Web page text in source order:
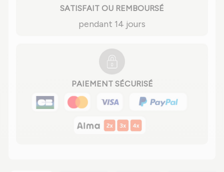
SATISFAIT OU REMBOURSÉ
pendant 14 jours
PAIEMENT SÉCURISÉ